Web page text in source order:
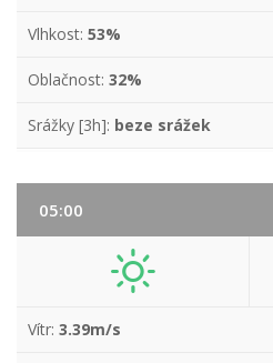
Vlhkost: 53%
Oblačnost: 32%
Srážky [3h]: beze srážek
05:00
Vítr: 3.39m/s